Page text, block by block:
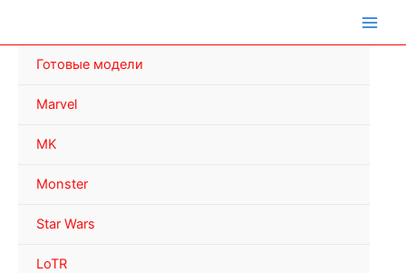
Готовые модели
Marvel
MK
Monster
Star Wars
LoTR